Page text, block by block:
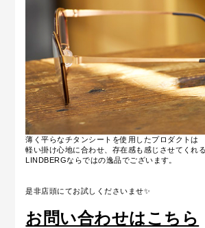
薄く平らなチタンシートを使用したプロダクトは
軽い掛け心地に合わせ、存在感も感じさせてくれ
LINDBERGならではの逸品でございます。
是非店頭にてお試しくださいませ✨
お問い合わせはこちら